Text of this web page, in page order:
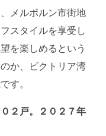
メルボルン市街地
スタイルを享受し
を楽しめるという
か、ビクトリア湾
す。
２戸。２０２７年